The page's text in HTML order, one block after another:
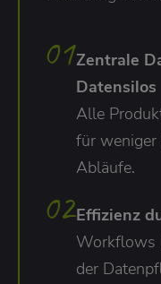
Zentrale
Datensilos
Alle
für weniger
Abläufe.
Effizienz
Workflows
der